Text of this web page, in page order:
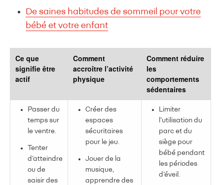
De saines habitudes de sommeil pour votre
bébé et votre enfant
Ce que
signifie être
actif
Comment
accroître l’activité
physique
Comment réduire
les
comportements
sédentaires
Passer du
temps sur
le ventre.
Tenter
d’atteindre
ou de
saisir des
Créer des
espaces
sécuritaires
pour le jeu.
Jouer de la
musique,
apprendre des
Limiter
l’utilisation du
parc et du
siège pour
bébé pendant
les périodes
d’éveil.